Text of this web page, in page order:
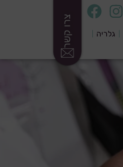
גלריה צרו קשר